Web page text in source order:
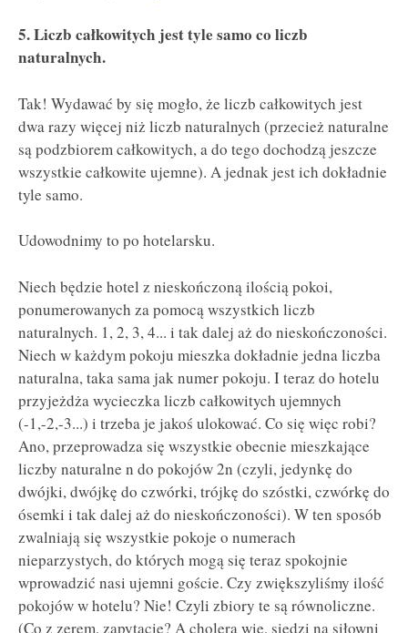
5. Liczb całkowitych jest tyle samo co liczb
naturalnych.
Tak! Wydawać by się mogło, że liczb całkowitych jest
dwa razy więcej niż liczb naturalnych (przecież naturalne
są podzbiorem całkowitych, a do tego dochodzą jeszcze
wszystkie całkowite ujemne). A jednak jest ich dokładnie
tyle samo.
Udowodnimy to po hotelarsku.
Niech będzie hotel z nieskończoną ilością pokoi,
ponumerowanych za pomocą wszystkich liczb
naturalnych. 1, 2, 3, 4... i tak dalej aż do nieskończoności.
Niech w każdym pokoju mieszka dokładnie jedna liczba
naturalna, taka sama jak numer pokoju. I teraz do hotelu
przyjeżdża wycieczka liczb całkowitych ujemnych
(-1,-2,-3...) i trzeba je jakoś ulokować. Co się więc robi?
Ano, przeprowadza się wszystkie obecnie mieszkające
liczby naturalne n do pokojów 2n (czyli, jedynkę do
dwójki, dwójkę do czwórki, trójkę do szóstki, czwórkę do
ósemki i tak dalej aż do nieskończoności). W ten sposób
zwalniają się wszystkie pokoje o numerach
nieparzystych, do których mogą się teraz spokojnie
wprowadzić nasi ujemni goście. Czy zwiększyliśmy ilość
pokojów w hotelu? Nie! Czyli zbiory te są równoliczne.
(Co z zerem, zapytacie? A cholera wie, siedzi na siłowni